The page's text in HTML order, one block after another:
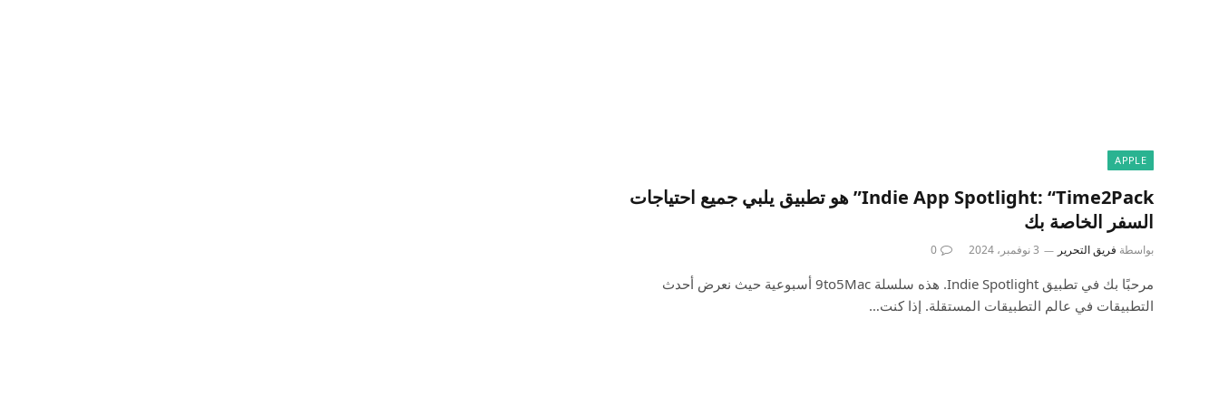
APPLE
Indie App Spotlight: “Time2Pack” هو تطبيق يلبي جميع احتياجات
السفر الخاصة بك
بواسطة فريق التحرير 3 نوفمبر، 2024 0
مرحبًا بك في تطبيق Indie Spotlight. هذه سلسلة 9to5Mac أسبوعية حيث نعرض أحدث
التطبيقات في عالم التطبيقات المستقلة. إذا كنت…